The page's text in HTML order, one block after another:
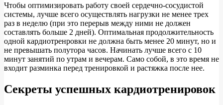
Чтобы оптимизировать работу своей сердечно-сосудистой
системы, лучше всего осуществлять нагрузки не менее трех
раз в неделю (при это перерыв между ними не должен
составлять больше 2 дней). Оптимальная продолжительность
одной кардиотренровки не должна быть менее 20 минут, но и
не превышать полутора часов. Начинать лучше всего с 10
минут занятий по утрам и вечерам. Само собой, в это время не
входит разминка перед тренировкой и растяжка после нее.
Секреты успешных кардиотренировок